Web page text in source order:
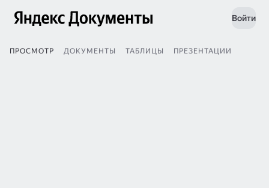
Войти
ПРОСМОТР ДОКУМЕНТЫ ТАБЛИЦЫ ПРЕЗЕНТАЦИИ